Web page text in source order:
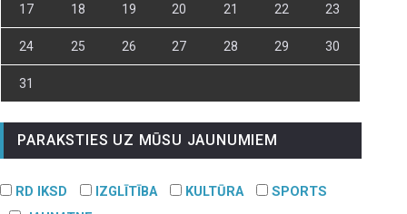
17 18 19 20 21 22 23
24 25 26 27 28 29 30
31
PARAKSTIES UZ MŪSU JAUNUMIEM
RD IKSD IZGLĪTĪBA KULTŪRA
SPORTS